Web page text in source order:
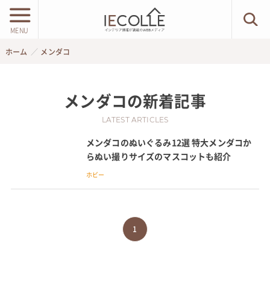
MENU
ホーム メンダコ
メンダコの新着記事
LATEST ARTICLES
メンダコのぬいぐるみ12選 特大メンダコか
らぬい撮りサイズのマスコットも紹介
ホビー
1